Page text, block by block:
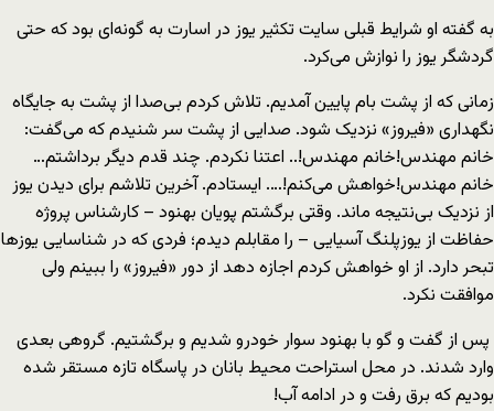
به گفته او شرایط قبلی سایت تکثیر یوز در اسارت به گونه‌ای بود که حتی
گردشگر یوز را نوازش می‌کرد.
زمانی که از پشت بام پایین آمدیم. تلاش کردم بی‌صدا از پشت به جایگاه
نگهداری «فیروز» نزدیک شود. صدایی از پشت سر شنیدم که می‌گفت:
خانم مهندس!‌خانم مهندس!‌.. اعتنا نکردم. چند قدم دیگر برداشتم…
خانم مهندس!‌خواهش می‌کنم!…. ایستادم. آخرین تلاشم برای دیدن یوز
از نزدیک بی‌نتیجه ماند. وقتی برگشتم پویان بهنود – کارشناس پروژه
حفاظت از یوزپلنگ آسیایی – را مقابلم دیدم؛ فردی که در شناسایی یوزها
تبحر دارد. از او خواهش کردم اجازه دهد از دور «فیروز» را ببینم ولی
موافقت نکرد.
پس از گفت و گو با بهنود سوار خودرو شدیم و برگشتیم. گروهی بعدی
وارد شدند. در محل استراحت محیط بانان در پاسگاه تازه مستقر شده
بودیم که برق رفت و در ادامه آب!